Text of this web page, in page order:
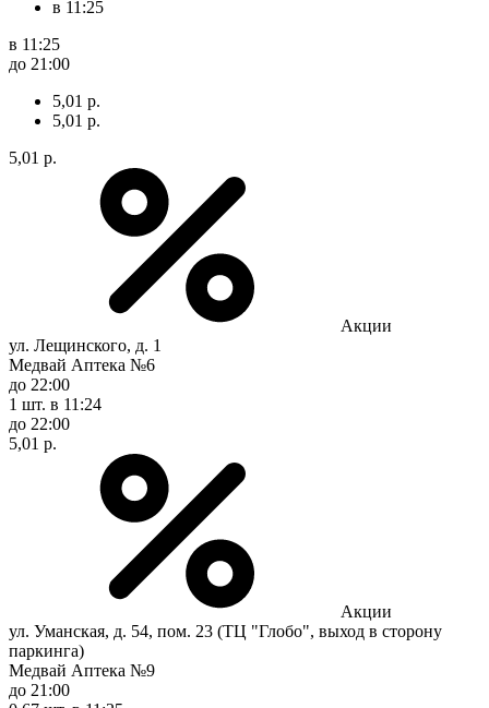
в 11:25
в 11:25
до 21:00
5,01 р.
5,01 р.
5,01 р.
Акции
ул. Лещинского, д. 1
Медвай Аптека №6
до 22:00
1 шт. в 11:24
до 22:00
5,01 р.
Акции
ул. Уманская, д. 54, пом. 23 (ТЦ "Глобо", выход в сторону
паркинга)
Медвай Аптека №9
до 21:00